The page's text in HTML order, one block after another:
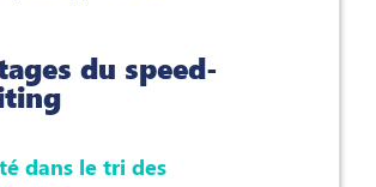
du speed-
dans le tri des